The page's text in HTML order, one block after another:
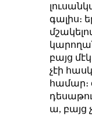
գալիս։
բայց
չէի
համար։
ա, բայց